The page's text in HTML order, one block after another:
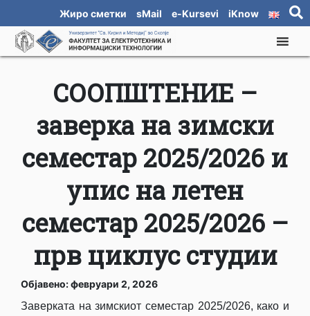
Жиро сметки sMail e-Kursevi iKnow
СООПШТЕНИЕ –
заверка на зимски
семeстар 2025/2026 и
упис на летен
семестар 2025/2026 –
прв циклус студии
Објавено: февруари 2, 2026
Заверката на зимскиот семестар 2025/2026, како и